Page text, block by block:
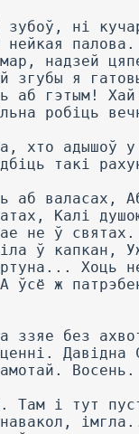
ні
нейкая палова.
надзей
згубы я
аб гэтым! Хай
робіць
хто адышоў
такі
аб валасах,
Калі
не ў святах.
ў капкан,
Хоць
ўсё ж
ззяе без
Давідна
Там і тут
навакол,